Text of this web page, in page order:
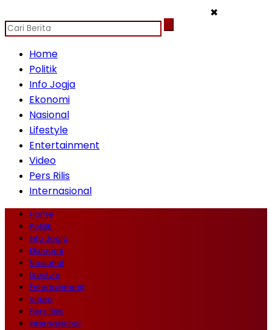
✖
Home
Politik
Info Jogja
Ekonomi
Nasional
Lifestyle
Entertainment
Video
Pers Rilis
Internasional
Home
Politik
Info Jogja
Ekonomi
Nasional
Lifestyle
Entertainment
Video
Pers Rilis
Internasional